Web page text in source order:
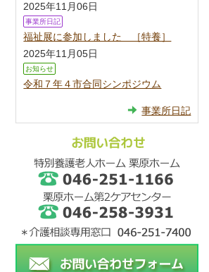
2025年11月06日
事業所日記
福祉展に参加しました ［特養］
2025年11月05日
お知らせ
令和７年４市合同シンポジウム
事業所日記